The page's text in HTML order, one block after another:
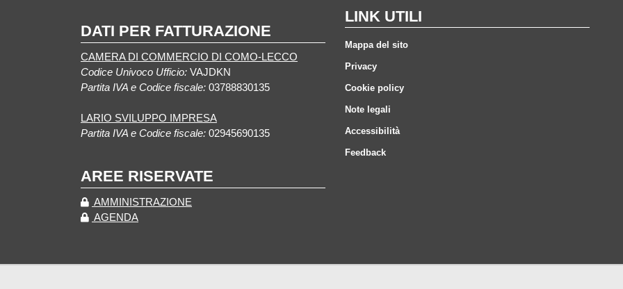
DATI PER FATTURAZIONE
CAMERA DI COMMERCIO DI COMO-LECCO
Codice Univoco Ufficio: VAJDKN
Partita IVA e Codice fiscale: 03788830135
LARIO SVILUPPO IMPRESA
Partita IVA e Codice fiscale: 02945690135
AREE RISERVATE
AMMINISTRAZIONE
AGENDA
LINK UTILI
Mappa del sito
Privacy
Cookie policy
Note legali
Accessibilità
Feedback